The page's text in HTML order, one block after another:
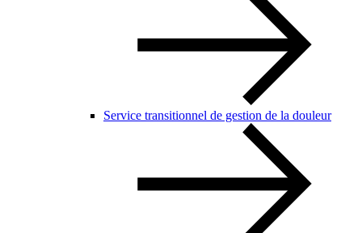
Service transitionnel de gestion de la douleur